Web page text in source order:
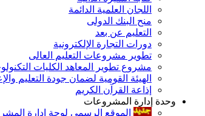
اللجان العلمية الدائمة
منح البنك الدولى
التعليم عن بعد
دورات التجارة الإلكترونية
تطوير مشروعات التعليم العالى
مشروع تطوير المعاهد الكليات
الهيئة القومية لضمان جودة التعليم
إذاعة القرآن الكريم
وحدة إدارة المشروعات
الموقع الرسمى لوحة إدارة